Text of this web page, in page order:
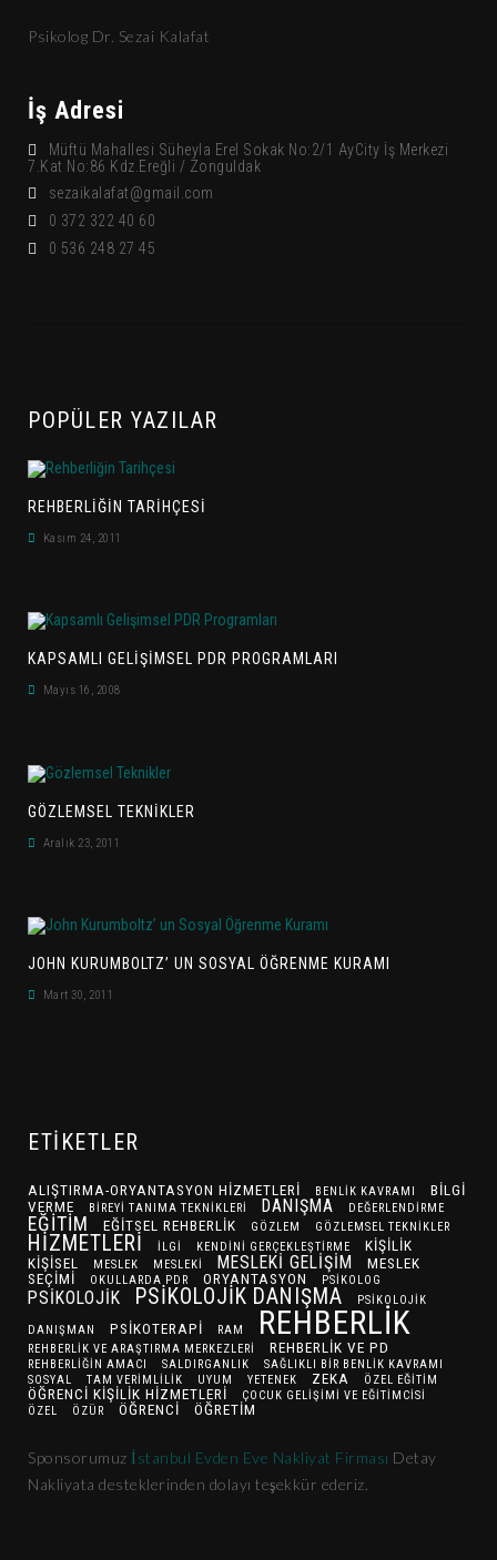
Psikolog Dr. Sezai Kalafat
İş Adresi
Müftü Mahallesi Süheyla Erel Sokak No:2/1 AyCity İş Merkezi
7.Kat No:86 Kdz.Ereğli / Zonguldak
sezaikalafat@gmail.com
0 372 322 40 60
0 536 248 27 45
POPÜLER YAZILAR
REHBERLIĞIN TARIHÇESI
Kasım 24, 2011
KAPSAMLI GELIŞIMSEL PDR PROGRAMLARI
Mayıs 16, 2008
GÖZLEMSEL TEKNIKLER
Aralık 23, 2011
JOHN KURUMBOLTZ’ UN SOSYAL ÖĞRENME KURAMI
Mart 30, 2011
ETIKETLER
ALIŞTIRMA-ORYANTASYON HIZMETLERI BENLIK KAVRAMI
BILGI
VERME
BIREYI TANIMA TEKNIKLERI DANIŞMA DEĞERLENDIRME
EĞITIM EĞITSEL REHBERLIK GÖZLEM GÖZLEMSEL TEKNIKLER
HIZMETLERI ILGI KENDINI GERÇEKLEŞTIRME
KIŞILIK
KIŞISEL
MESLEK MESLEKI MESLEKI GELIŞIM
MESLEK
SEÇIMI
OKULLARDA PDR ORYANTASYON PSIKOLOG
PSIKOLOJIK PSIKOLOJIK DANIŞMA PSIKOLOJIK
DANIŞMAN PSIKOTERAPI RAM REHBERLIK
REHBERLIK VE ARAŞTIRMA MERKEZLERI REHBERLIK VE PD
REHBERLIĞIN AMACI SALDIRGANLIK
SAĞLIKLI BIR BENLIK KAVRAMI
SOSYAL
TAM VERIMLILIK UYUM YETENEK ZEKA ÖZEL EĞITIM
ÖĞRENCI KIŞILIK HIZMETLERI
ÇOCUK GELIŞIMI VE EĞITIMCISI
ÖZEL
ÖZÜR ÖĞRENCI ÖĞRETIM
Sponsorumuz İstanbul Evden Eve Nakliyat Firması Detay
Nakliyata desteklerinden dolayı teşekkür ederiz.